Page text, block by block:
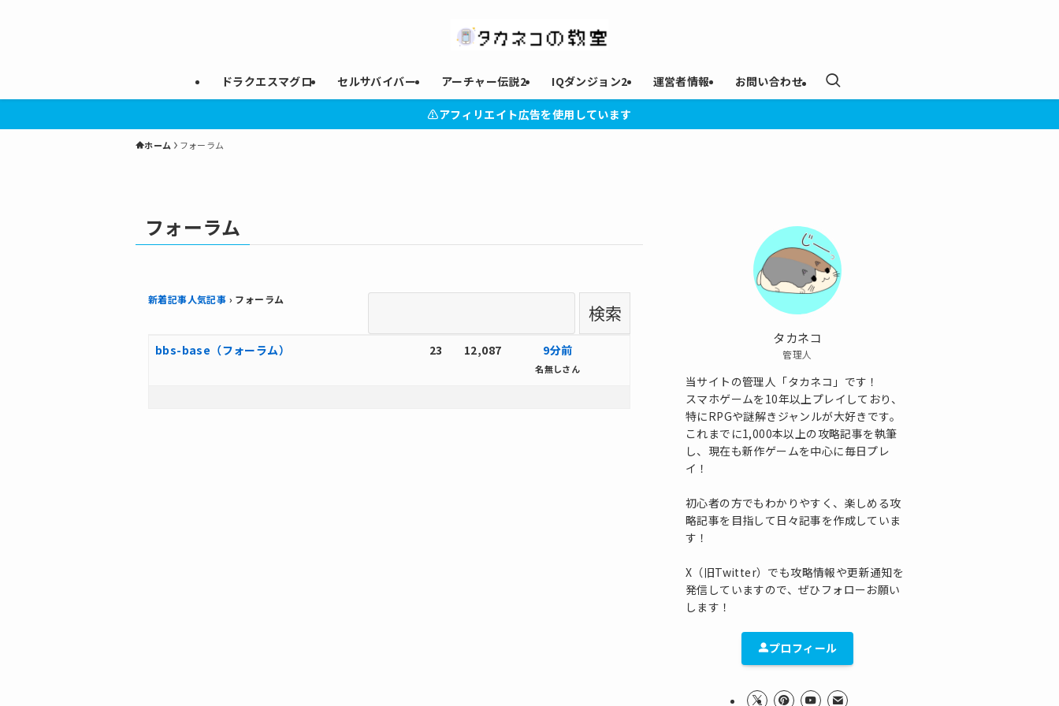
ドラクエスマグロ セルサバイバー アーチャー伝説2 IQダンジョン2 運営者情報 お問い合わせ
⚠︎アフィリエイト広告を使用しています
ホーム フォーラム
フォーラム
新着記事人気記事 › フォーラム
bbs-base（フォーラム） 23 12,087 9分前
名無しさん
タカネコ
管理人
当サイトの管理人「タカネコ」です！
スマホゲームを10年以上プレイしており、
特にRPGや謎解きジャンルが大好きです。
これまでに1,000本以上の攻略記事を執筆
し、現在も新作ゲームを中心に毎日プレ
イ！
初心者の方でもわかりやすく、楽しめる攻
略記事を目指して日々記事を作成していま
す！
X（旧Twitter）でも攻略情報や更新通知を
発信していますので、ぜひフォローお願い
します！
プロフィール